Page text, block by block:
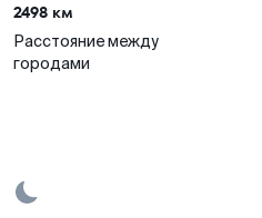
2498 км
Расстояние между
городами